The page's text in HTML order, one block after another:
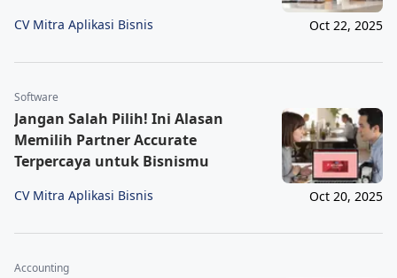
CV Mitra Aplikasi Bisnis Oct 22, 2025
Software
Jangan Salah Pilih! Ini Alasan
Memilih Partner Accurate
Terpercaya untuk Bisnismu
CV Mitra Aplikasi Bisnis Oct 20, 2025
Accounting